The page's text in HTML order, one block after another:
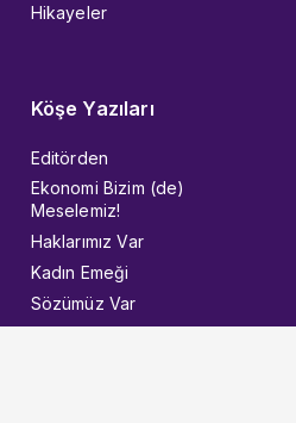
Hikayeler
Köşe Yazıları
Editörden
Ekonomi Bizim (de)
Meselemiz!
Haklarımız Var
Kadın Emeği
Sözümüz Var